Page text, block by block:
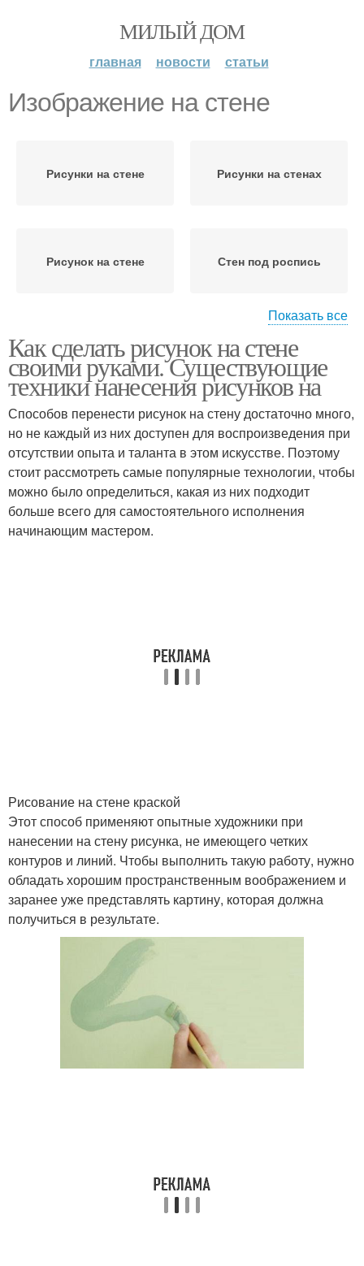
МИЛЫЙ ДОМ
главная новости статьи
Изображение на стене
Рисунки на стене Рисунки на стенах
Рисунок на стене Стен под роспись
Рисунки на стену Стены под нанесение
Флористические
изображения
Стен в квартире
Стен в интерьере
Показать все
Как сделать рисунок на стене
своими руками. Существующие
техники нанесения рисунков на
Способов перенести рисунок на стену достаточно много,
но не каждый из них доступен для воспроизведения при
отсутствии опыта и таланта в этом искусстве. Поэтому
стоит рассмотреть самые популярные технологии, чтобы
можно было определиться, какая из них подходит
больше всего для самостоятельного исполнения
начинающим мастером.
Рисование на стене краской
Этот способ применяют опытные художники при
нанесении на стену рисунка, не имеющего четких
контуров и линий. Чтобы выполнить такую работу, нужно
обладать хорошим пространственным воображением и
заранее уже представлять картину, которая должна
получиться в результате.